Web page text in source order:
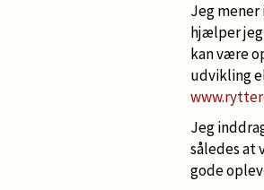
Jeg
hjælper jeg
kan være
udvikling
Jeg
således at
gode